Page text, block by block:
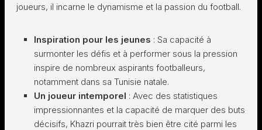
joueurs, il incarne le dynamisme et la passion du football.
Inspiration pour les jeunes : Sa capacité à
surmonter les défis et à performer sous la pression
inspire de nombreux aspirants footballeurs,
notamment dans sa Tunisie natale.
Un joueur intemporel : Avec des statistiques
impressionnantes et la capacité de marquer des buts
décisifs, Khazri pourrait très bien être cité parmi les